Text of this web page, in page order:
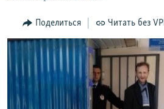
поискуИНФОГРАФИКА
ТЕЛЕПРОЕКТ КРЫМ.РЕАЛИИ
СОВЕТЫ ПРАВОЗАЩИТНИКОВ
ПРОПАВШИЕ БЕЗ ВЕСТИ
КАК ОБОЙТИ БЛОКИРОВКУ
Українською
Qırımtatar
Поделиться Читать без